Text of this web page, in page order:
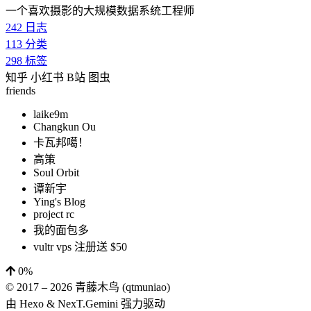
一个喜欢摄影的大规模数据系统工程师
242 日志
113 分类
298 标签
知乎 小红书 B站 图虫
friends
laike9m
Changkun Ou
卡瓦邦噶！
高策
Soul Orbit
谭新宇
Ying's Blog
project rc
我的面包多
vultr vps 注册送 $50
0%
© 2017 – 2026 青藤木鸟 (qtmuniao)
由 Hexo & NexT.Gemini 强力驱动